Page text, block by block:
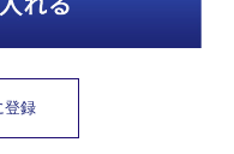
登録